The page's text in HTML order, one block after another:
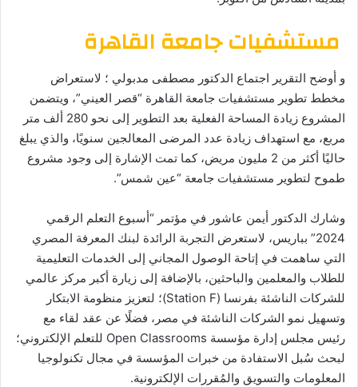
مستشفيات جامعة القاهرة
و أوضح التقرير اجتماع الدكتور مصطفى مدبولي ؛ لاستعراض
مخطط تطوير مستشفيات جامعة القاهرة “قصر العيني”، ويتضمن
المشروع زيادة المساحة الفعلية بعد التطوير إلى نحو 280 ألف متر
مربع، مع استهداف زيادة عدد المرضى المعالجين سنويًا، والذي يبلغ
حاليًا أكثر من 2 مليون مريض، كما تمت الإشارة إلى وجود مشروع
طموح لتطوير مستشفيات جامعة “عين شمس”.
وشارك الدكتور أيمن عاشور في مؤتمر “أسبوع التعلم الرقمي
2024” بباريس، لاستعرض التجربة الرائدة لبنك المعرفة المصري
التي ساهمت في إتاحة الوصول المجاني إلى الخدمات التعليمية
للطلاب والمعلمين والباحثين، بالإضافة إلى زيارة أكبر مركز عالمي
للشركات الناشئة بفرنسا (Station F)؛ لتعزيز منظومة الابتكار
وتسهيل نمو الشركات الناشئة في مصر، فضلًا عن عقد لقاء مع
رئيس مجلس إدارة مؤسسة Open Classrooms للتعلم الإلكتروني؛
لبحث سُبل الاستفادة من خبرات المؤسسة في مجال تكنولوجيا
المعلومات والتسويق والمُقررات الإلكترونية.